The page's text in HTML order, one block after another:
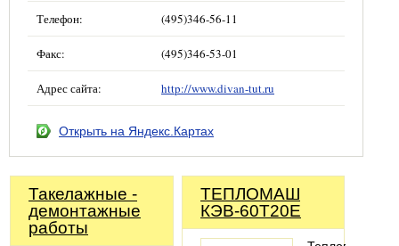
Телефон: (495)346-56-11
Факс: (495)346-53-01
Адрес сайта: http://www.divan-tut.ru
Открыть на Яндекс.Картах
Такелажные -
демонтажные
работы
ТЕПЛОМАШ
КЭВ-60Т20Е